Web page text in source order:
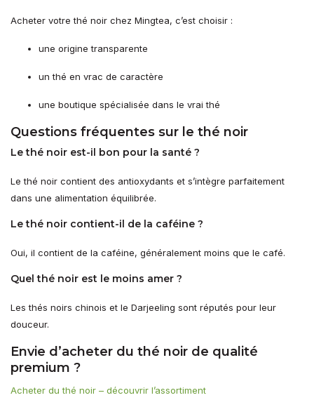
Acheter votre thé noir chez Mingtea, c’est choisir :
une origine transparente
un thé en vrac de caractère
une boutique spécialisée dans le vrai thé
Questions fréquentes sur le thé noir
Le thé noir est-il bon pour la santé ?
Le thé noir contient des antioxydants et s’intègre parfaitement
dans une alimentation équilibrée.
Le thé noir contient-il de la caféine ?
Oui, il contient de la caféine, généralement moins que le café.
Quel thé noir est le moins amer ?
Les thés noirs chinois et le Darjeeling sont réputés pour leur
douceur.
Envie d’acheter du thé noir de qualité
premium ?
Acheter du thé noir – découvrir l’assortiment